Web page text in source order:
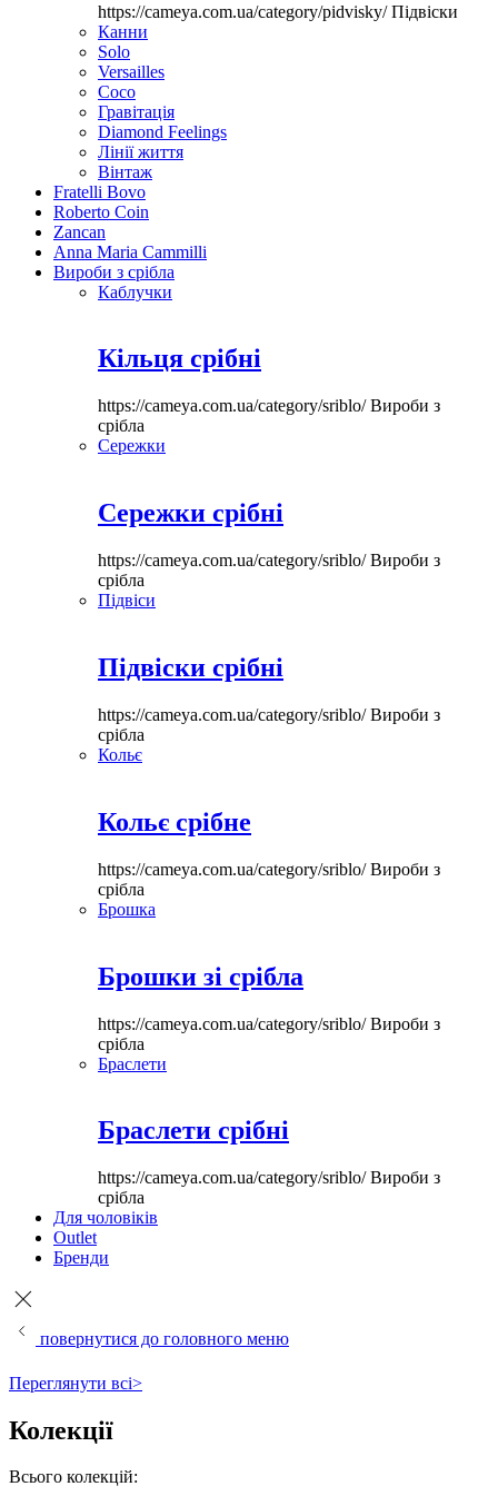
https://cameya.com.ua/category/pidvisky/Підвіски
Канни
Solo
Versailles
Coco
Гравітація
Diamond Feelings
Лінії життя
Вінтаж
Fratelli Bovo
Roberto Coin
Zancan
Anna Maria Cammilli
Вироби з срібла
Каблучки
Кільця срібні
https://cameya.com.ua/category/sriblo/Вироби з
срібла
Сережки
Сережки срібні
https://cameya.com.ua/category/sriblo/Вироби з
срібла
Підвіси
Підвіски срібні
https://cameya.com.ua/category/sriblo/Вироби з
срібла
Кольє
Кольє срібне
https://cameya.com.ua/category/sriblo/Вироби з
срібла
Брошка
Брошки зі срібла
https://cameya.com.ua/category/sriblo/Вироби з
срібла
Браслети
Браслети срібні
https://cameya.com.ua/category/sriblo/Вироби з
срібла
Для чоловіків
Outlet
Бренди
повернутися до головного меню
Переглянути всі>
Колекції
Всього колекцій: